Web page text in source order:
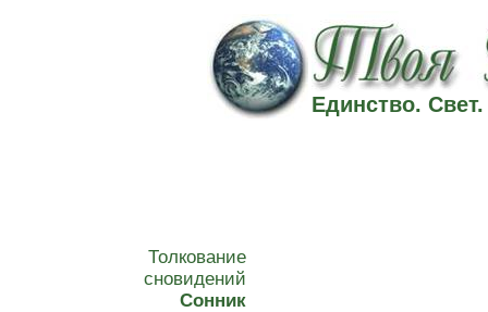
Единство.
Толкование
сновидений
Сонник